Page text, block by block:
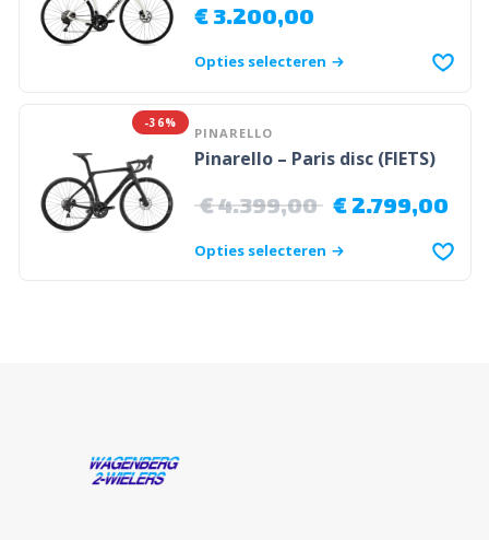
€3.200,00
Opties selecteren
-36%
PINARELLO
Pinarello – Paris disc (FIETS)
€4.399,00 €2.799,00
Opties selecteren